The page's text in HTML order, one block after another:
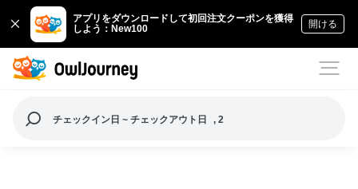
アプリをダウンロードして初回注文クーポンを獲得
しよう：New100
開ける
チェックイン日 ~ チェックアウト日 , 2